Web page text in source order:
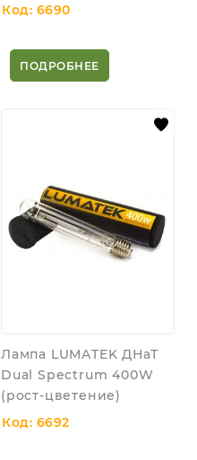
Код: 6690
ПОДРОБНЕЕ
Лампа LUMATEK ДНаТ
Dual Spectrum 400W
(рост-цветение)
Код: 6692